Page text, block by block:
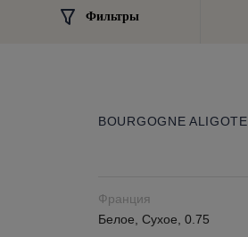
Фильтры
BOURGOGNE ALIGOTE
Франция
Белое, Сухое, 0.75